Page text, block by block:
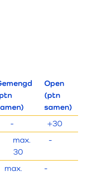
Open
(ptn
samen)
-
+30
max.
30
-
max.
-